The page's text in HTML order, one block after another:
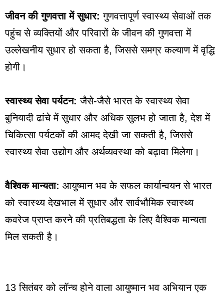
जीवन की गुणवत्ता में सुधार: गुणवत्तापूर्ण स्वास्थ्य सेवाओं तक
पहुंच से व्यक्तियों और परिवारों के जीवन की गुणवत्ता में
उल्लेखनीय सुधार हो सकता है, जिससे समग्र कल्याण में वृद्धि
होगी।
स्वास्थ्य सेवा पर्यटन: जैसे-जैसे भारत के स्वास्थ्य सेवा
बुनियादी ढांचे में सुधार और अधिक सुलभ हो जाता है, देश में
चिकित्सा पर्यटकों की आमद देखी जा सकती है, जिससे
स्वास्थ्य सेवा उद्योग और अर्थव्यवस्था को बढ़ावा मिलेगा।
वैश्विक मान्यता: आयुष्मान भव के सफल कार्यान्वयन से भारत
को स्वास्थ्य देखभाल में सुधार और सार्वभौमिक स्वास्थ्य
कवरेज प्राप्त करने की प्रतिबद्धता के लिए वैश्विक मान्यता
मिल सकती है।
13 सितंबर को लॉन्च होने वाला आयुष्मान भव अभियान एक